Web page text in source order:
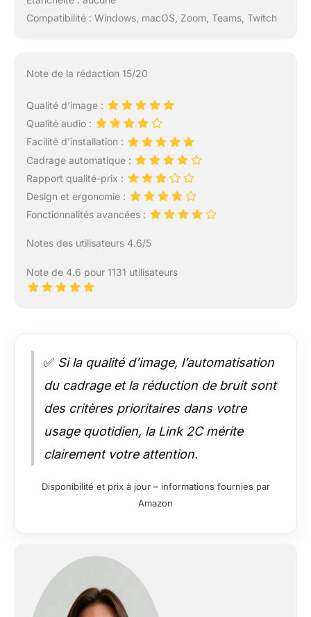
Compatibilité : Windows, macOS, Zoom, Teams, Twitch
Note de la rédaction 15/20
Qualité d’image :
Qualité audio :
Facilité d’installation :
Cadrage automatique :
Rapport qualité-prix :
Design et ergonomie :
Fonctionnalités avancées :
Notes des utilisateurs 4.6/5
Note de 4.6 pour 1131 utilisateurs
✅ Si la qualité d’image, l’automatisation
du cadrage et la réduction de bruit sont
des critères prioritaires dans votre
usage quotidien, la Link 2C mérite
clairement votre attention.
Disponibilité et prix à jour – informations fournies par
Amazon